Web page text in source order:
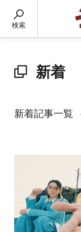
検索
新着
新着記事一覧